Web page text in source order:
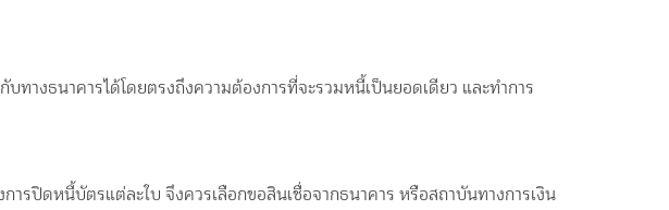
ทางธนาคารได้โดยตรงถึงความต้องการที่จะรวมหนี้เป็นยอดเดียว และทำการ
รปิดหนี้บัตรแต่ละใบ จึงควรเลือกขอสินเชื่อจากธนาคาร หรือสถาบันทางการเงิน